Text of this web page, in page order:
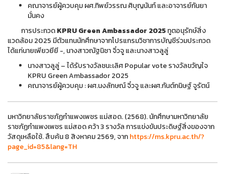
คณาจารย์ผู้ควบคุม ผศ.ทิพย์วรรณ ศิบุญนันท์ และอาจารย์กันยา
มั่นคง
การประกวดKPRU Green Ambassador 2025ทูตอนุรักษ์สิ่ง
แวดล้อม 2025 มีตัวแทนนักศึกษาจากโปรแกรมวิชาการบัญชีร่วมประกวด
ได้แก่นายเพียวยียี -, นางสาวณัฐนิชา จิ๋วจู และนางสาวลูลู่
นางสาวลูลู่ – ได้รับรางวัลชนะเลิศ Popular vote รางวัลขวัญใจ
KPRU Green Ambassador 2025
คณาจารย์ผู้ควบคุม : ผศ.นงลักษณ์ จิ๋วจู และผศ.กันต์กนิษฐ์ จูรัตน์
มหาวิทยาลัยราชภัฏกำแพงเพชร แม่สอด. (2568). นักศึกษามหาวิทยาลัย
ราชภัฏกำแพงเพชร แม่สอด คว้า 3 รางวัล การแข่งขันประดิษฐ์สิ่งของจาก
วัสดุเหลือใช้. สืบค้น 8 สิงหาคม 2569, จากhttps://ms.kpru.ac.th/?
page_id=85&lang=TH